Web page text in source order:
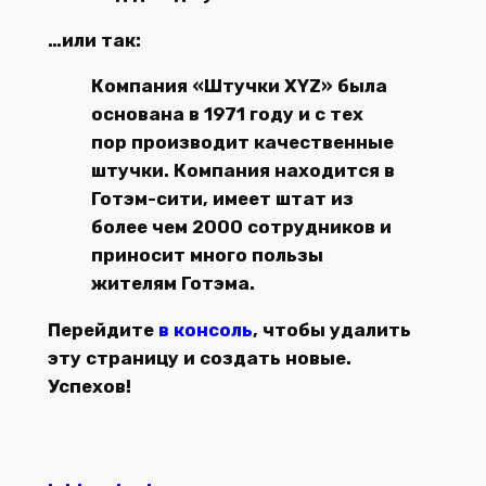
…или так:
Компания «Штучки XYZ» была
основана в 1971 году и с тех
пор производит качественные
штучки. Компания находится в
Готэм-сити, имеет штат из
более чем 2000 сотрудников и
приносит много пользы
жителям Готэма.
Перейдите в консоль, чтобы удалить
эту страницу и создать новые.
Успехов!